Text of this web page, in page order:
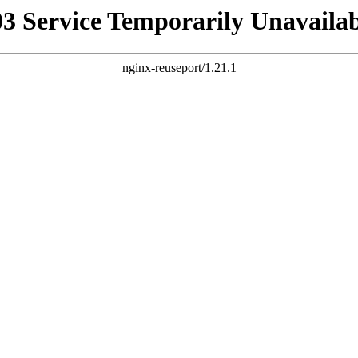
Service Temporarily
nginx-reuseport/1.21.1